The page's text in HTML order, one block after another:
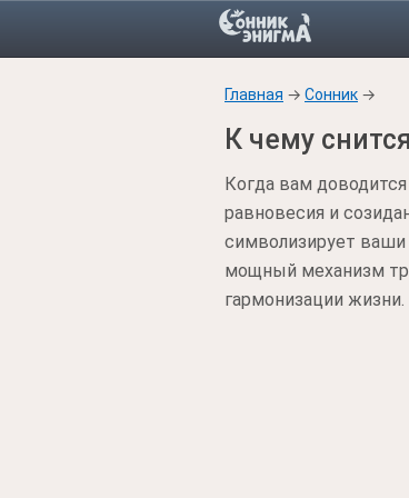
Главная → Сонник →
К чему
Когда вам
равновесия и
символизирует
мощный механизм
гармонизации жизни.